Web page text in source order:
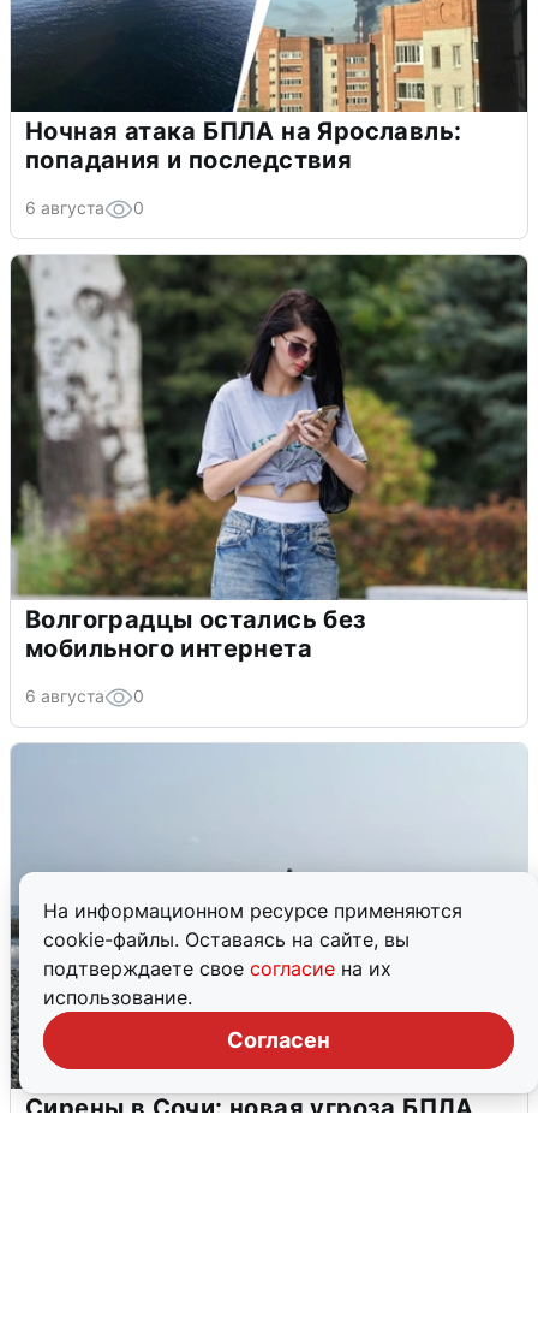
На информационном ресурсе применяются
cookie-файлы. Оставаясь на сайте, вы
подтверждаете свое согласие на их
использование.
Согласен
Ночная атака БПЛА на Ярославль:
попадания и последствия
6 августа 0
Волгоградцы остались без
мобильного интернета
6 августа 0
Сирены в Сочи: новая угроза БПЛА